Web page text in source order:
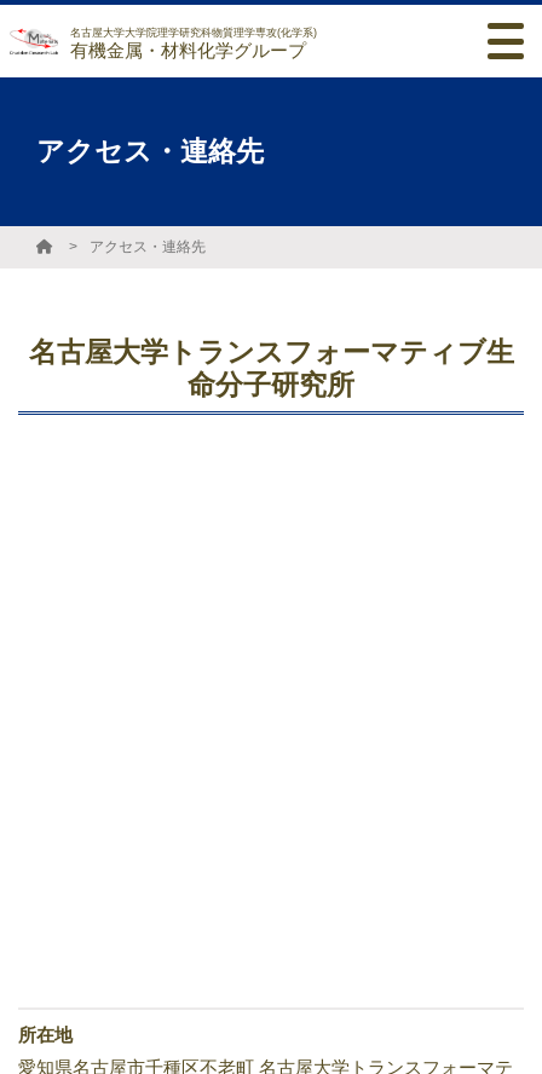
名古屋大学大学院理学研究科物質理学専攻(化学系)
有機金属・材料化学グループ
アクセス・連絡先
アクセス・連絡先
名古屋大学トランスフォーマティブ生
命分子研究所
所在地
愛知県名古屋市千種区不老町 名古屋大学トランスフォーマテ